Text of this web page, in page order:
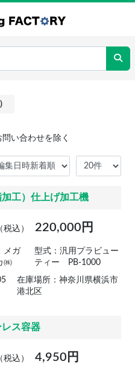
い合わせを除く
加工）仕上げ加工機
込） 220,000円
メガ
㈱
型式：汎用プラビュー
ティー PB-1000
在庫場所：神奈川県横浜市
港北区
ス容器
込） 4,950円